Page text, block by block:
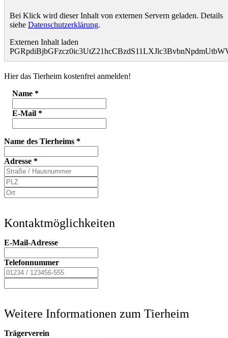
Bei Klick wird dieser Inhalt von externen Servern geladen. Details
siehe Datenschutzerklärung.
Externen Inhalt laden
Hier das Tierheim kostenfrei anmelden!
Name *
E-Mail *
Name des Tierheims *
Adresse *
Kontaktmöglichkeiten
E-Mail-Adresse
Telefonnummer
Weitere Informationen zum Tierheim
Trägerverein